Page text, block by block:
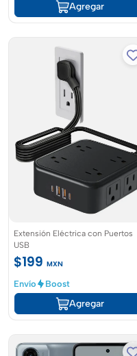
Agregar
Extensión Eléctrica con Puertos
USB
$199 MXN
Envío
Boost
Agregar